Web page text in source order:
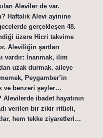
Aleviler de var.
Haftalık Alevi ayinine
gerçekleşen 48.
üzere Hicri takvime
Aleviliğin şartları
vardır: İnanmak, ilim
uzak durmak, aileye
Peygamber’in
ve benzeri şeyler…
ibadet hayatının
verilen bir zikir ritüeli,
hem tekke ziyaretleri…